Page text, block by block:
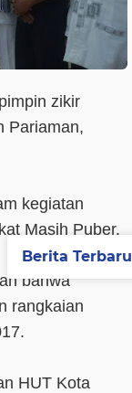
zikir
Pariaman,
kegiatan
Masih Puber.
bahwa
rangkaian
HUT Kota
Berita Terbaru